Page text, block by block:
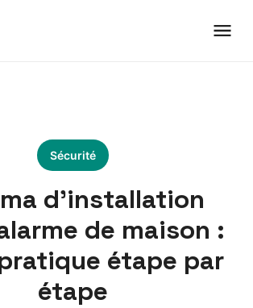
Sécurité
d’installation
de maison :
étape par
étape